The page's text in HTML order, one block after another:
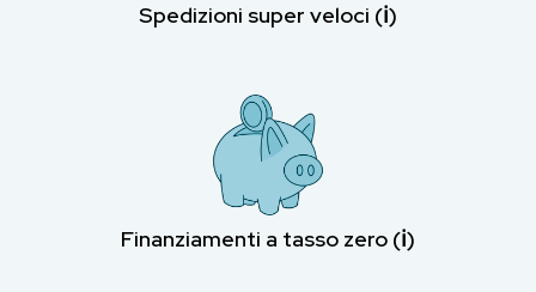
Spedizioni super veloci (ℹ︎)
Finanziamenti a tasso zero (ℹ︎)